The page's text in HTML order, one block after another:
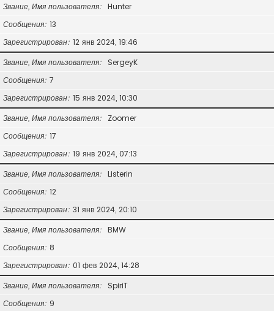
Звание, Имя пользователя
Hunter
Сообщения 13
Зарегистрирован 12 янв 2024, 19:46
Звание, Имя пользователя
SergeyK
Сообщения 7
Зарегистрирован 15 янв 2024, 10:30
Звание, Имя пользователя
Zoomer
Сообщения 17
Зарегистрирован 19 янв 2024, 07:13
Звание, Имя пользователя
Listerin
Сообщения 12
Зарегистрирован 31 янв 2024, 20:10
Звание, Имя пользователя
BMW
Сообщения 8
Зарегистрирован 01 фев 2024, 14:28
Звание, Имя пользователя
SpiriT
Сообщения 9